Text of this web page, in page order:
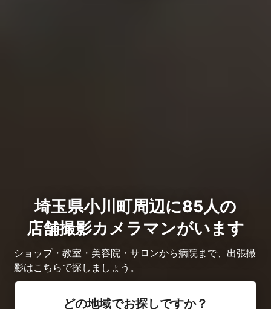
埼玉県小川町周辺に85人の
店舗撮影カメラマンがいます
ショップ・教室・美容院・サロンから病院まで、出張撮
影はこちらで探しましょう。
どの地域でお探しですか？